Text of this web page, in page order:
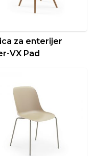
za enterijer
VX Pad